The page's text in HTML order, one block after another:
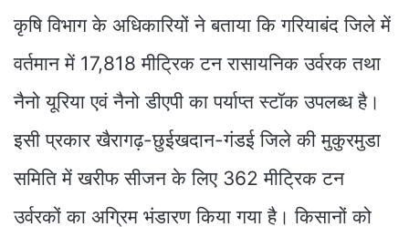
कृषि विभाग के अधिकारियों ने बताया कि गरियाबंद जिले में
वर्तमान में 17,818 मीट्रिक टन रासायनिक उर्वरक तथा
नैनो यूरिया एवं नैनो डीएपी का पर्याप्त स्टॉक उपलब्ध है।
इसी प्रकार खैरागढ़-छुईखदान-गंडई जिले की मुकुरमुडा
समिति में खरीफ सीजन के लिए 362 मीट्रिक टन
उर्वरकों का अग्रिम भंडारण किया गया है। किसानों को